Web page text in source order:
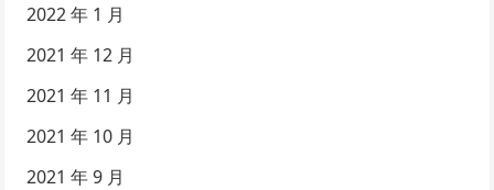
2022 年 1 月
2021 年 12 月
2021 年 11 月
2021 年 10 月
2021 年 9 月